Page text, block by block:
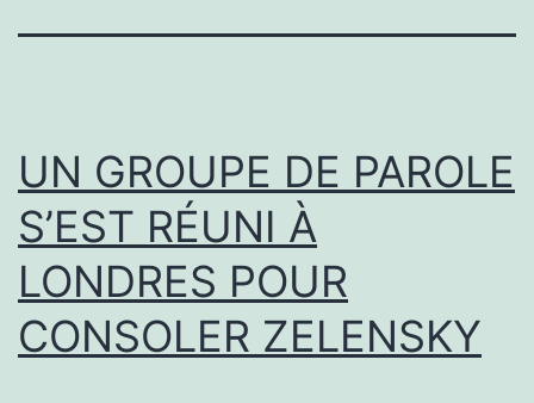
UN GROUPE DE PAROLE
S’EST RÉUNI À
LONDRES POUR
CONSOLER ZELENSKY